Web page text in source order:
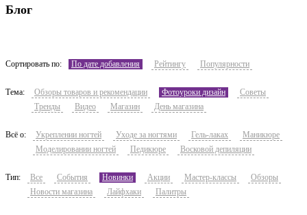
Блог
Сортировать по: По дате добавления Рейтингу Популярности
Тема: Обзоры товаров и рекомендации Фотоуроки дизайн
Советы
Тренды
Видео Магазин День магазина
Всё о: Укреплении ногтей Уходе за ногтями Гель-лаках
Маникюре
Моделировании ногтей
Педикюре Восковой депиляции
Тип: Все События Новинки Акции Мастер-классы
Обзоры
Новости магазина
Лайфхаки Палитры